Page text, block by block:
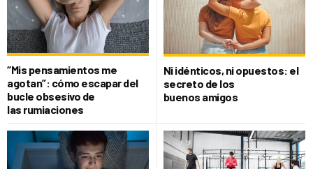
“Mis pensamientos me
agotan”: cómo escapar del
bucle obsesivo de
las rumiaciones
Ni idénticos, ni opuestos: el
secreto de los
buenos amigos